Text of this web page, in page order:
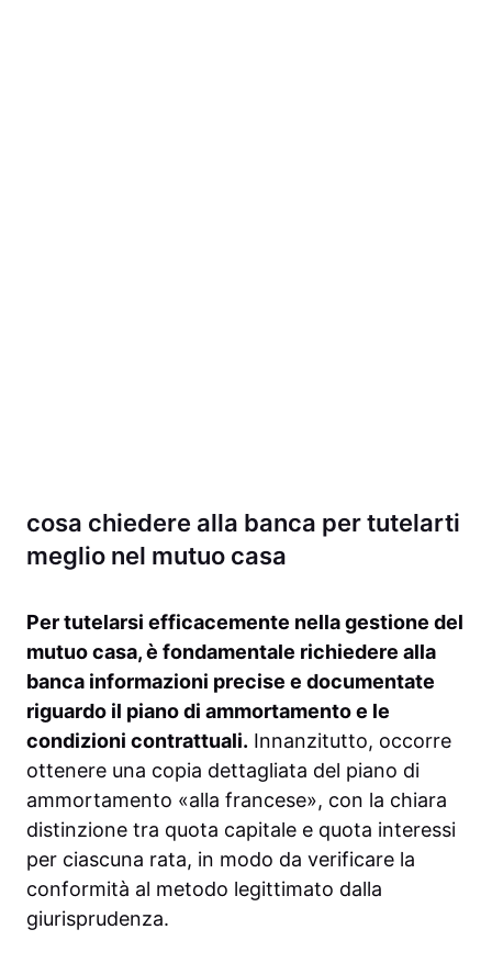
cosa chiedere alla banca per tutelarti
meglio nel mutuo casa
Per tutelarsi efficacemente nella gestione del
mutuo casa, è fondamentale richiedere alla
banca informazioni precise e documentate
riguardo il piano di ammortamento e le
condizioni contrattuali. Innanzitutto, occorre
ottenere una copia dettagliata del piano di
ammortamento «alla francese», con la chiara
distinzione tra quota capitale e quota interessi
per ciascuna rata, in modo da verificare la
conformità al metodo legittimato dalla
giurisprudenza.